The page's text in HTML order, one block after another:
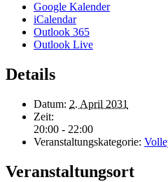
Google Kalender
iCalendar
Outlook 365
Outlook Live
Details
Datum: 2. April 2031
Zeit:
20:00 - 22:00
Veranstaltungskategorie:
Veranstaltungsort